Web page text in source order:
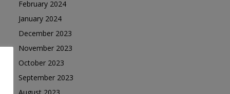
February 2024
January 2024
December 2023
November 2023
October 2023
September 2023